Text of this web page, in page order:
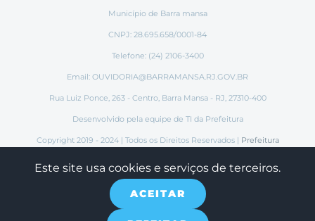
Município de Barra mansa
CNPJ: 28.695.658/0001-84
Telefone: (24) 2106-3400
Email: OUVIDORIA@BARRAMANSA.RJ.GOV.BR
Rua Luiz Ponce, 263 - Centro, Barra Mansa - RJ, 27310-400
Desenvolvido pela equipe de TI da Prefeitura
Copyright 2019 - 2024 | Todos os Direitos Reservados | Prefeitura
Municipal de Barra Mansa
Facebook
Este site usa cookies e serviços de terceiros.
ACEITAR